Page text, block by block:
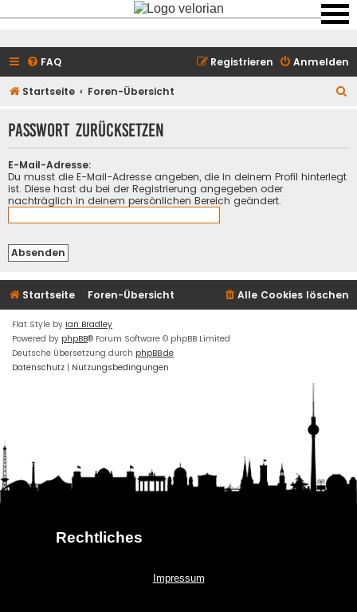
FAQ Anmelden
Registrieren
Startseite Foren-Übersicht
h
Passwort zurücksetzen
E-Mail-Adresse:
Du musst die E-Mail-Adresse angeben, die in deinem Profil hinterlegt
ist. Diese hast du bei der Registrierung angegeben oder
nachträglich in deinem persönlichen Bereich geändert.
Startseite Foren-Übersicht Alle Cookies löschen
Flat Style by Ian Bradley
Powered by phpBB® Forum Software © phpBB Limited
Deutsche Übersetzung durch phpBB.de
Datenschutz | Nutzungsbedingungen
Rechtliches
Impressum